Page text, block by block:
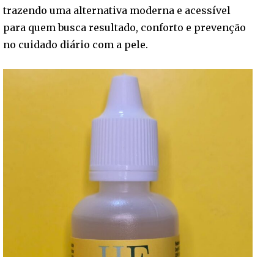
trazendo uma alternativa moderna e acessível
para quem busca resultado, conforto e prevenção
no cuidado diário com a pele.